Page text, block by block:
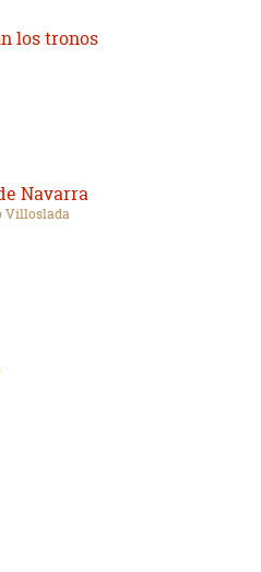
los tronos
Navarra
Villoslada